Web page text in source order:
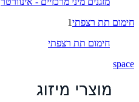
חימום תת רצפתי1
חימום תת רצפתי
space